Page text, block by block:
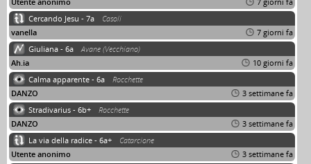
Cercando Jesu - 7a
Casoli
vanella
7 giorni fa
Giuliana - 6a
Avane (Vecchiano)
Ah.ia
10 giorni fa
Calma apparente - 6a
Rocchette
DANZO
3 settimane fa
Stradivarius - 6b+
Rocchette
DANZO
3 settimane fa
La via della radice - 6a+
Catarcione
Utente anonimo
3 settimane fa